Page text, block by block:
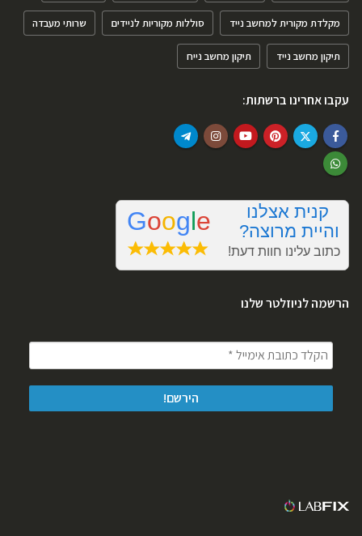
מקלדת מקורית למחשב נייד סוללות מקוריות לניידים שרותי מעבדה
תיקון מחשב נייד תיקון מחשב נייח
עקבו אחרינו ברשתות:
הרשמה לניוזלטר שלנו